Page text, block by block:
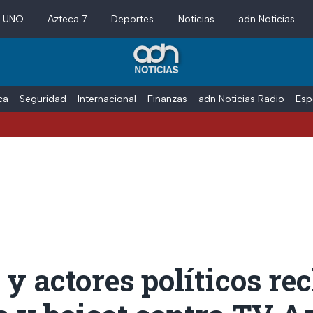
Azteca 7 Deportes Noticias adn Noticias
Seguridad Internacional Finanzas adn Noticias Radio
actores políticos